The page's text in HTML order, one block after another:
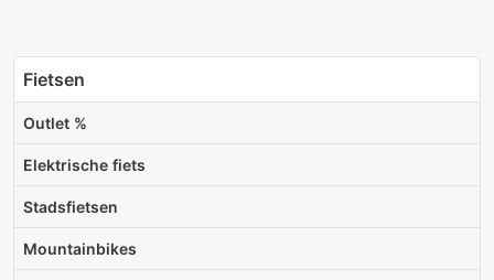
Fietsen
Outlet %
Elektrische fiets
Stadsfietsen
Mountainbikes